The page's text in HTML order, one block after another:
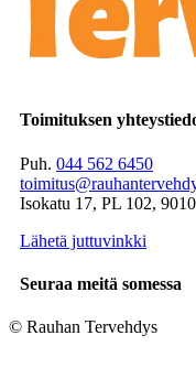
Toimituksen
Puh. 044 562 6450
Isokatu 17, PL 102,
Lähetä juttuvinkki
Seuraa meitä somessa
© Rauhan Tervehdys